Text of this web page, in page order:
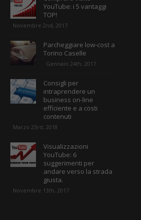
YouTube: i 5 vantaggi
TOP!
Novembre 2nd, 2017
Parcheggiare low-cost a
Torino Caselle
Gennaio 24th, 2017
Consigli per
intraprendere un
business on-line
efficiente e a costi
contenuti
Marzo 23rd, 2018
Visualizzazioni
YouTube: 6
suggerimenti per
andare verso la strada
giusta.
Novembre 13th, 2017